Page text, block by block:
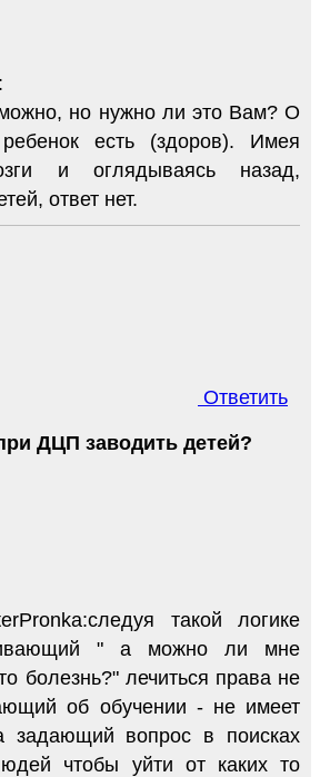
но нужно ли это Вам? О
есть (здоров). Имея
и оглядываясь назад,
ответ нет.
Ответить
ДЦП заводить детей?
такой логике
" а можно ли мне
болезнь?" лечиться права не
об обучении - не имеет
задающий вопрос в поисках
чтобы уйти от каких то